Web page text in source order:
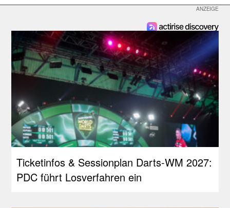
Ticketinfos & Sessionplan Darts-WM 2027:
PDC führt Losverfahren ein